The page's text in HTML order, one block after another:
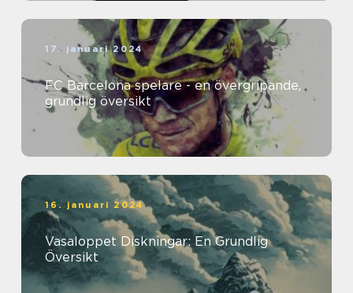
17. januari 2024
FC Barcelona spelare - en övergripande,
grundlig översikt
16. januari 2024
Vasaloppet Diskningar: En Grundlig
Översikt